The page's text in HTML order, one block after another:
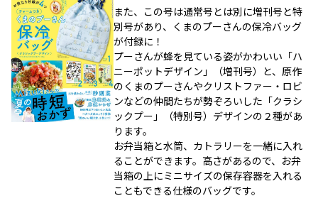
また、この号は通常号とは別に増刊号と特
別号があり、くまのプーさんの保冷バッグ
が付録に！
プーさんが蜂を見ている姿がかわいい「ハ
ニーポットデザイン」（増刊号）と、原作
のくまのプーさんやクリストファー・ロビ
ンなどの仲間たちが勢ぞろいした「クラシ
ックプー」（特別号）デザインの２種があ
ります。
お弁当箱と水筒、カトラリーを一緒に入れ
ることができます。高さがあるので、お弁
当箱の上にミニサイズの保存容器を入れる
こともできる仕様のバッグです。